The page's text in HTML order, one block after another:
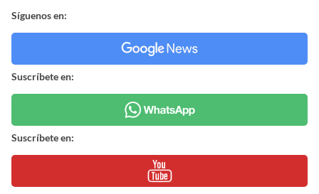
Síguenos en:
Suscríbete en:
Suscríbete en: